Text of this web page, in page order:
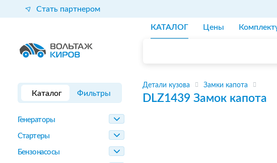
Стать партнером
КАТАЛОГ Цены
Каталог Фильтры
Генераторы
Стартеры
Бензонасосы
Детали кузова Замки капота
DLZ1439 Замок капота